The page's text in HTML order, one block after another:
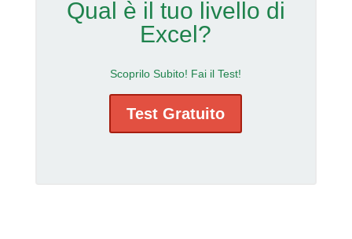
Qual è il tuo livello di
Excel?
Scoprilo Subito! Fai il Test!
Test Gratuito